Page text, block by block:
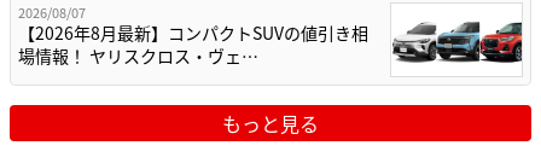
2026/08/07
【2026年8月最新】コンパクトSUVの値引き相
場情報！ ヤリスクロス・ヴェ…
もっと見る